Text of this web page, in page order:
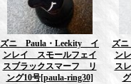
ズニ Paula・Leekity イ
ンレイ スモールフェイ
スブラックスマーフ リ
ング10号[paula-ring30]
ズ
ン
ス